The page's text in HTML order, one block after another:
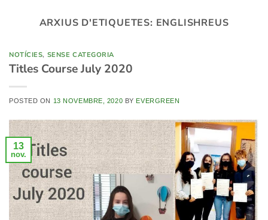
ARXIUS D'ETIQUETES: ENGLISHREUS
NOTÍCIES, SENSE CATEGORIA
Titles Course July 2020
POSTED ON 13 NOVEMBRE, 2020 BY EVERGREEN
13
nov.